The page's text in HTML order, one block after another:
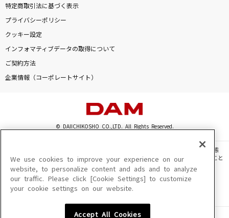
特定商取引法に基づく表示
プライバシーポリシー
クッキー設定
インフォマティブデータの取得について
ご契約方法
企業情報（コーポレートサイト）
© DAIICHIKOSHO CO.,LTD. All Rights Reserved.
このサイトに掲載されている一切の文章・画像・写真・動画・音声等を、手段や形態
を問わず、著作権法の定める範囲を超えて無断で複製、転載、ファイル化などすること
を禁じます。
楽曲及びコンテンツは、機種によりご利用いただけない場合があります。
楽曲及びコンテンツの配信日、配信内容が変更になる場合があります。
We use cookies to improve your experience on our
website, to personalize content and ads and to analyze
our traffic. Please click [Cookie Settings] to customize
your cookie settings on our website.
Accept All Cookies